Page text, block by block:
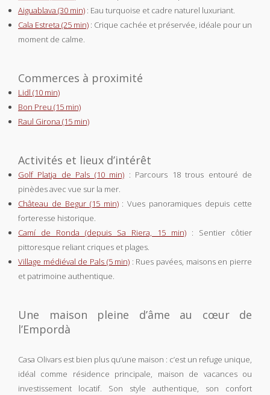
Aiguablava (30 min) : Eau turquoise et cadre naturel luxuriant.
Cala Estreta (25 min) : Crique cachée et préservée, idéale pour un
moment de calme.
Commerces à proximité
Lidl (10 min)
Bon Preu (15 min)
Raul Girona (15 min)
Activités et lieux d’intérêt
Golf Platja de Pals (10 min) : Parcours 18 trous entouré de
pinèdes avec vue sur la mer.
Château de Begur (15 min): Vues panoramiques depuis cette
forteresse historique.
Camí de Ronda (depuis Sa Riera, 15 min) : Sentier côtier
pittoresque reliant criques et plages.
Village médiéval de Pals (5 min) : Rues pavées, maisons en pierre
et patrimoine authentique.
Une maison pleine d’âme au cœur de
l’Empordà
Casa Olivars est bien plus qu’une maison : c’est un refuge unique,
idéal comme résidence principale, maison de vacances ou
investissement locatif. Son style authentique, son confort